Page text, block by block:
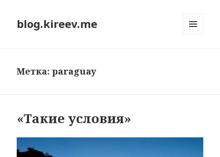
blog.kireev.me
Метка:paraguay
«Такие условия»